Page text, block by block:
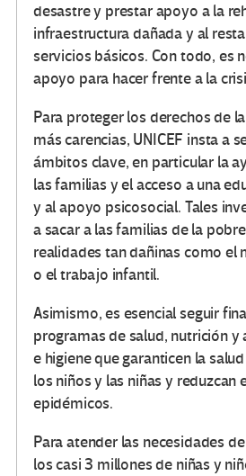
desastre y prestar apoyo a la
infraestructura dañada y al
servicios básicos. Con todo, es
apoyo para hacer frente a la
Para proteger los derechos de
más carencias, UNICEF insta a
ámbitos clave, en particular la
las familias y el acceso a una
y al apoyo psicosocial. Tales
a sacar a las familias de la
realidades tan dañinas como el
o el trabajo infantil.
Asimismo, es esencial seguir
programas de salud, nutrición y
e higiene que garanticen la
los niños y las niñas y reduzcan
epidémicos.
Para atender las necesidades
los casi 3 millones de niñas y